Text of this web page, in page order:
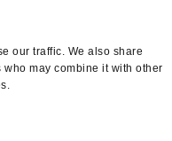
our traffic. We also share
may combine it with other
Ich erkläre,
Newsletter-
Empfang des